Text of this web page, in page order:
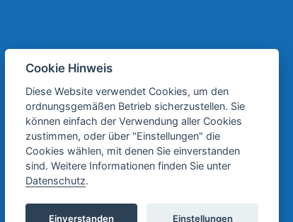
Cookie Hinweis
Diese Website verwendet Cookies, um den
ordnungsgemäßen Betrieb sicherzustellen. Sie
können einfach der Verwendung aller Cookies
zustimmen, oder über "Einstellungen" die
Cookies wählen, mit denen Sie einverstanden
sind. Weitere Informationen finden Sie unter
Datenschutz.
Einverstanden Einstellungen